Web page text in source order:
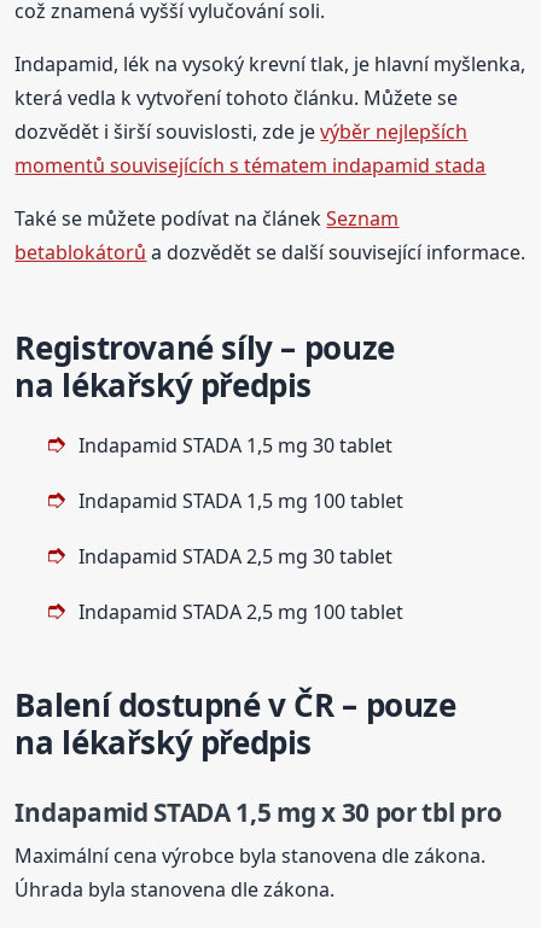
což znamená vyšší vylučování soli.
Indapamid, lék na vysoký krevní tlak, je hlavní myšlenka,
která vedla k vytvoření tohoto článku. Můžete se
dozvědět i širší souvislosti, zde jevýběr nejlepších
momentů souvisejících s tématem indapamid stada
Také se můžete podívat na článekSeznam
betablokátorů a dozvědět se další související informace.
Registrované síly – pouze
na lékařský předpis
Indapamid STADA 1,5 mg 30 tablet
Indapamid STADA 1,5 mg 100 tablet
Indapamid STADA 2,5 mg 30 tablet
Indapamid STADA 2,5 mg 100 tablet
Balení dostupné v ČR – pouze
na lékařský předpis
Indapamid STADA 1,5 mg x 30 por tbl pro
Maximální cena výrobce byla stanovena dle zákona.
Úhrada byla stanovena dle zákona.